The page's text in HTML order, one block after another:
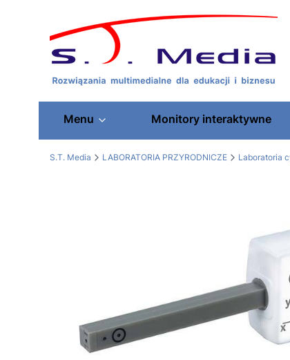
Menu Monitory interaktywne
S.T. Media LABORATORIA PRZYRODNICZE Laboratoria